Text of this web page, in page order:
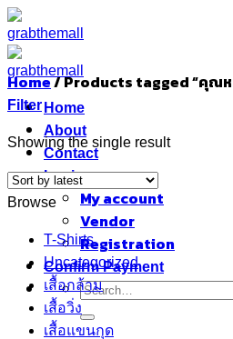
Skip
to
content
Home
About
Contact
Login
My account
Vendor
Registration
Confirm Payment
Search
for:
Home/Products tagged “คุณ
Filter
Showing the single result
Browse
T-Shirts
Uncategorized
เสื้อกล้าม
เสื้อวิ่ง
เสื้อแขนกุด